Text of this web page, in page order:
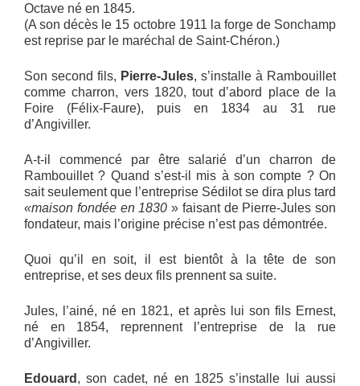
Octave né en 1845.
(A son décès le 15 octobre 1911 la forge de Sonchamp
est reprise par le maréchal de Saint-Chéron.)
Son second fils, Pierre-Jules, s’installe à Rambouillet
comme charron, vers 1820, tout d’abord place de la
Foire (Félix-Faure), puis en 1834 au 31 rue
d’Angiviller.
A-t-il commencé par être salarié d’un charron de
Rambouillet ? Quand s’est-il mis à son compte ? On
sait seulement que l’entreprise Sédilot se dira plus tard
«maison fondée en 1830 » faisant de Pierre-Jules son
fondateur, mais l’origine précise n’est pas démontrée.
Quoi qu’il en soit, il est bientôt à la tête de son
entreprise, et ses deux fils prennent sa suite.
Jules, l’ainé, né en 1821, et après lui son fils Ernest,
né en 1854, reprennent l’entreprise de la rue
d’Angiviller.
Edouard , son cadet, né en 1825 s’installe lui aussi